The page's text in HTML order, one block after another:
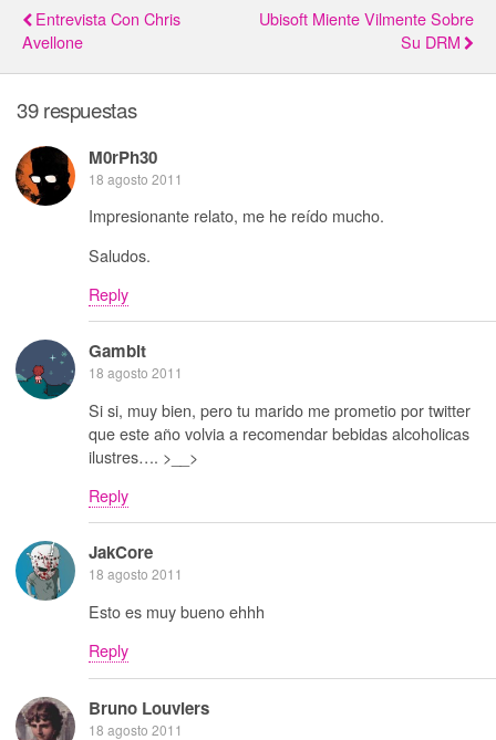
Entrevista Con Chris
Avellone
Ubisoft Miente Vilmente Sobre
Su DRM
39 respuestas
M0rPh30
18 agosto 2011
Impresionante relato, me he reído mucho.
Saludos.
Reply
Gambit
18 agosto 2011
Si si, muy bien, pero tu marido me prometio por twitter
que este año volvia a recomendar bebidas alcoholicas
ilustres…. >__>
Reply
JakCore
18 agosto 2011
Esto es muy bueno ehhh
Reply
Bruno Louviers
18 agosto 2011